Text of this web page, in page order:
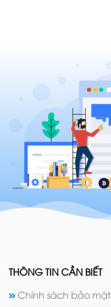
THÔNG TIN CẦN BIẾT
Chính sách bảo mật